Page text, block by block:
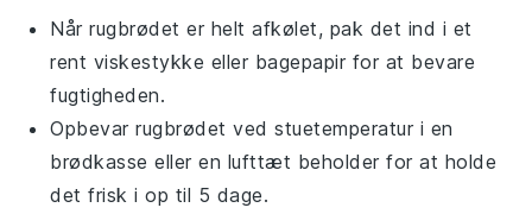
Nårrugbrødet er helt afkølet, pak det ind i et
rent viskestykke eller bagepapir for at bevare
fugtigheden.
Opbevarrugbrødet ved stuetemperatur i en
brødkasse eller en lufttæt beholder for at holde
det frisk i op til 5 dage.